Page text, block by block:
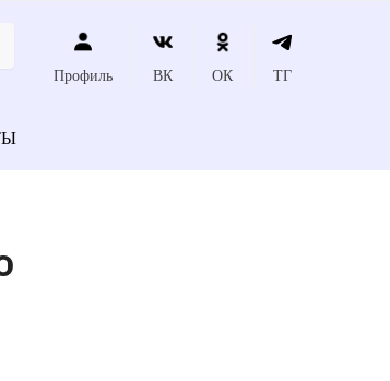
Профиль ВК ОК ТГ